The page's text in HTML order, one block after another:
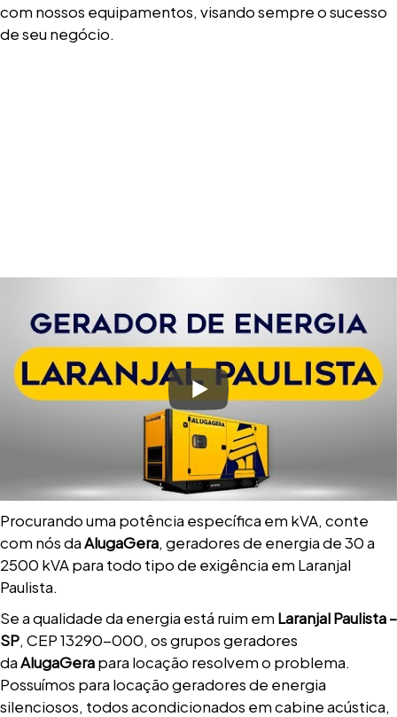
com nossos equipamentos, visando sempre o sucesso
de seu negócio.
Procurando uma potência específica em kVA, conte
com nós daAlugaGera, geradores de energia de 30 a
2500 kVA para todo tipo de exigência em Laranjal
Paulista.
Se a qualidade da energia está ruim em Laranjal Paulista –
SP, CEP 13290-000, os grupos geradores
daAlugaGerapara locação resolvem o problema.
Possuímos para locação geradores de energia
silenciosos, todos acondicionados em cabine acústica,